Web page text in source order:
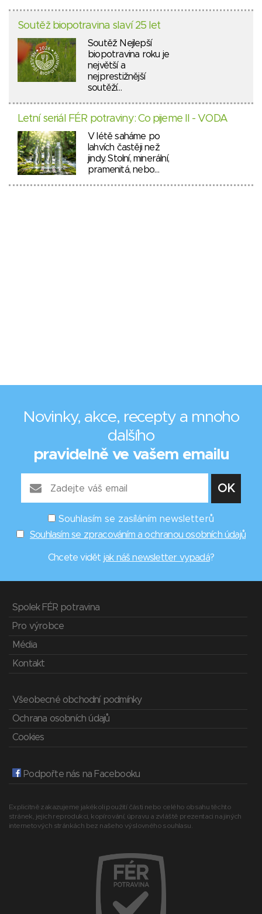
Soutěž biopotravina slaví 25 let
Soutěž Nejlepší
biopotravina roku je
největší a
nejprestižnější
soutěží…
Letní seriál FÉR potraviny: Co pijeme II - VODA
V létě saháme po
lahvích častěji než
jindy. Stolní, minerální,
pramenitá, nebo…
Novinky, akce, recepty a mnoho
dalšího
pravidelně ve vašem emailu
Souhlasím se zasíláním newsletterů
Souhlasím se zpracováním a ochranou osobních údajů
Chcete vidět jak náš newsletter vypadá?
Spolek FÉR potravina
Pro výrobce
Média
Kontakt
Všeobecné obchodní podmínky
Ochrana osobních údajů
Cookies
Podpořte nás na Facebooku
Explicitně zakazujeme jakékoli použití části nebo celého obsahu těchto
stránek, jejich reprodukci, kopírování, úpravu a zvláště prezentaci na jiných
internetových stránkách bez našeho výslovného souhlasu.